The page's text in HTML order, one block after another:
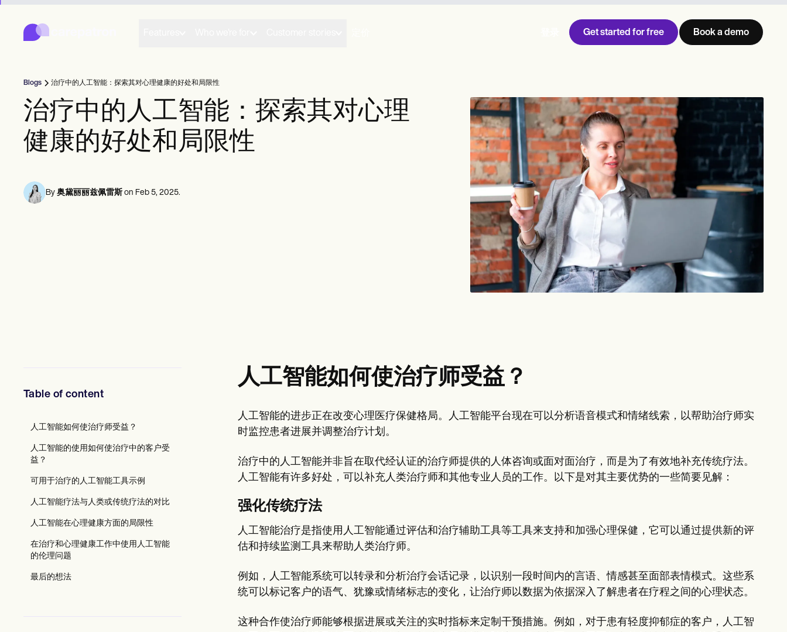
Carepatron
日程安排
在线表格
远程医疗
临床笔记
个人从业者
新从业者
ICD 代码
Procedure Codes
超级账单模板
SOAP 笔记模板
治疗计划模板
Social Work Treatment Plans
Patient Visit Summary Template
Training Hub
Webinars
Switch to Carepatron
Get started for free Book a demo
Blogs 治疗中的人工智能：探索其对心理健康的好处和局限性
治疗中的人工智能：探索其对心理
健康的好处和局限性
By 奥黛丽丽兹佩雷斯 on Feb 5, 2025.
Table of content
人工智能如何使治疗师受益？
人工智能的使用如何使治疗中的客户受
益？
可用于治疗的人工智能工具示例
人工智能疗法与人类或传统疗法的对比
人工智能在心理健康方面的局限性
在治疗和心理健康工作中使用人工智能
的伦理问题
最后的想法
人工智能如何使治疗师受益？
人工智能的进步正在改变心理医疗保健格局。人工智能平台现在可以分析语音模式和情绪线索，以帮助治疗师实
时监控患者进展并调整治疗计划。
治疗中的人工智能并非旨在取代经认证的治疗师提供的人体咨询或面对面治疗，而是为了有效地补充传统疗法。
人工智能有许多好处，可以补充人类治疗师和其他专业人员的工作。以下是对其主要优势的一些简要见解：
强化传统疗法
人工智能治疗是指使用人工智能通过评估和治疗辅助工具等工具来支持和加强心理保健，它可以通过提供新的评
估和持续监测工具来帮助人类治疗师。
例如，人工智能系统可以转录和分析治疗会话记录，以识别一段时间内的言语、情感甚至面部表情模式。这些系
统可以标记客户的语气、犹豫或情绪标志的变化，让治疗师以数据为依据深入了解患者在疗程之间的心理状态。
这种合作使治疗师能够根据进展或关注的实时指标来定制干预措施。例如，对于患有轻度抑郁症的客户，人工智